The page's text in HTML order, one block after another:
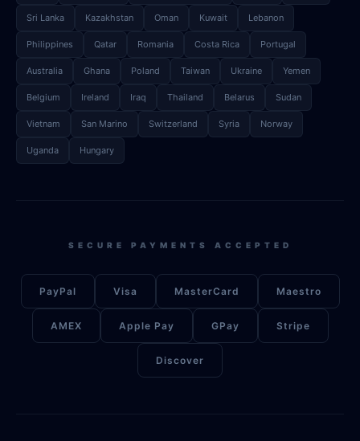
Sri Lanka Kazakhstan Oman Kuwait Lebanon
Philippines Qatar Romania Costa Rica Portugal
Australia Ghana Poland Taiwan Ukraine Yemen
Belgium Ireland Iraq Thailand Belarus Sudan
Vietnam San Marino Switzerland Syria Norway
Uganda Hungary
SECURE PAYMENTS ACCEPTED
PayPal Visa MasterCard Maestro
AMEX Apple Pay GPay Stripe
Discover